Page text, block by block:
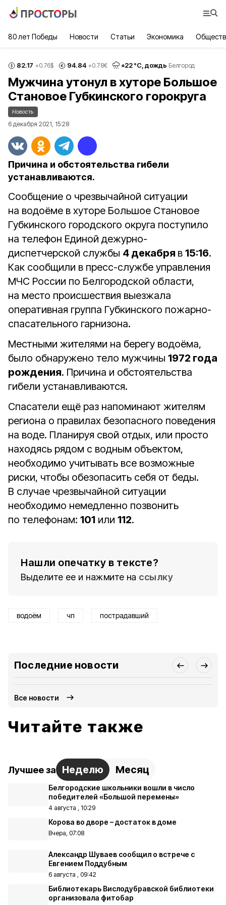
80 лет Победы Новости Статьи Экономика
82.17 +0.76$ 94.84 +0.78€ +22°С, дождь Белгород
Мужчина утонул в хуторе Большое
Становое Губкинского горокруга
Новость
6 декабря 2021, 15:28
Причина и обстоятельства гибели
устанавливаются.
Сообщение о чрезвычайной ситуации
на водоёме в хуторе Большое Становое
Губкинского городского округа поступило
на телефон Единой дежурно-
диспетчерской службы 4 декабря в 15:16.
Как сообщили в пресс-службе управления
МЧС России по Белгородской области,
на место происшествия выезжала
оперативная группа Губкинского пожарно-
спасательного гарнизона.
Местными жителями на берегу водоёма,
было обнаружено тело мужчины 1972 года
рождения. Причина и обстоятельства
гибели устанавливаются.
Спасатели ещё раз напоминают жителям
региона о правилах безопасного поведения
на воде. Планируя свой отдых, или просто
находясь рядом с водным объектом,
необходимо учитывать все возможные
риски, чтобы обезопасить себя от беды.
В случае чрезвычайной ситуации
необходимо немедленно позвонить
по телефонам: 101 или 112.
Нашли опечатку в тексте?
Выделите ее и нажмите на ссылку
водоём чп пострадавший
Последние новости
Все новости
Читайте также
Лучшее за Неделю Месяц
Белгородские школьники вошли в число
победителей «Большой перемены»
4 августа , 10:29
Корова во дворе – достаток в доме
Вчера, 07:08
Александр Шуваев сообщил о встрече с
Евгением Поддубным
6 августа , 09:42
Библиотекарь Вислодубравской библиотеки
организовала фитобар